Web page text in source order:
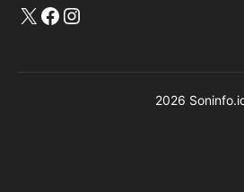
X Facebook
Instagram
2026